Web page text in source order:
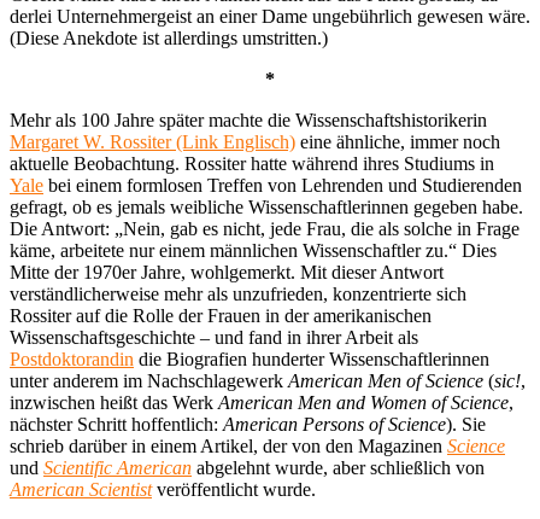
derlei Unternehmergeist an einer Dame ungebührlich gewesen wäre.
(Diese Anekdote ist allerdings umstritten.)
*
Mehr als 100 Jahre später machte die Wissenschaftshistorikerin
Margaret W. Rossiter (Link Englisch) eine ähnliche, immer noch
aktuelle Beobachtung. Rossiter hatte während ihres Studiums in
Yale bei einem formlosen Treffen von Lehrenden und Studierenden
gefragt, ob es jemals weibliche Wissenschaftlerinnen gegeben habe.
Die Antwort: „Nein, gab es nicht, jede Frau, die als solche in Frage
käme, arbeitete nur einem männlichen Wissenschaftler zu.“ Dies
Mitte der 1970er Jahre, wohlgemerkt. Mit dieser Antwort
verständlicherweise mehr als unzufrieden, konzentrierte sich
Rossiter auf die Rolle der Frauen in der amerikanischen
Wissenschaftsgeschichte – und fand in ihrer Arbeit als
Postdoktorandin die Biografien hunderter Wissenschaftlerinnen
unter anderem im Nachschlagewerk American Men of Science (sic!,
inzwischen heißt das Werk American Men and Women of Science,
nächster Schritt hoffentlich: American Persons of Science). Sie
schrieb darüber in einem Artikel, der von den Magazinen Science
und Scientific American abgelehnt wurde, aber schließlich von
American Scientistveröffentlicht wurde.